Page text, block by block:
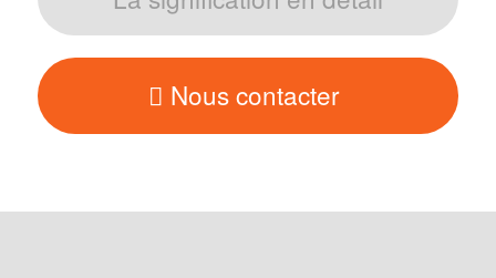
Nous contacter